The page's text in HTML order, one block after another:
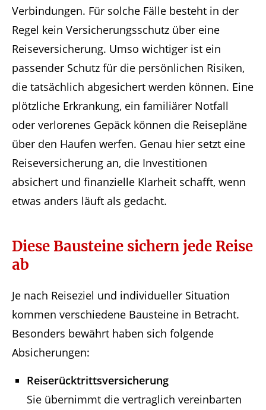
Verbindungen. Für solche Fälle besteht in der
Regel kein Versicherungsschutz über eine
Reiseversicherung. Umso wichtiger ist ein
passender Schutz für die persönlichen Risiken,
die tatsächlich abgesichert werden können. Eine
plötzliche Erkrankung, ein familiärer Notfall
oder verlorenes Gepäck können die Reisepläne
über den Haufen werfen. Genau hier setzt eine
Reiseversicherung an, die Investitionen
absichert und finanzielle Klarheit schafft, wenn
etwas anders läuft als gedacht.
Diese Bausteine sichern jede Reise
ab
Je nach Reiseziel und individueller Situation
kommen verschiedene Bausteine in Betracht.
Besonders bewährt haben sich folgende
Absicherungen:
Reiserücktrittsversicherung
Sie übernimmt die vertraglich vereinbarten